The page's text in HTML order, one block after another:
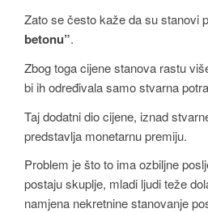
Zato se često kaže da su stanovi
betonu”.
Zbog toga cijene stanova rastu
bi ih određivala samo stvarna
Taj dodatni dio cijene, iznad
predstavlja monetarnu premiju.
Problem je što to ima ozbiljne
postaju skuplje, mladi ljudi teže
namjena nekretnine stanovanje